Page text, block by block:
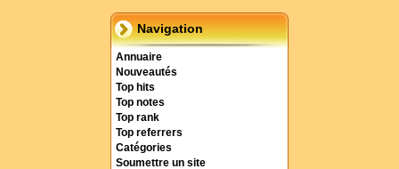
Navigation
Annuaire
Nouveautés
Top hits
Top notes
Top rank
Top referrers
Catégories
Soumettre un site